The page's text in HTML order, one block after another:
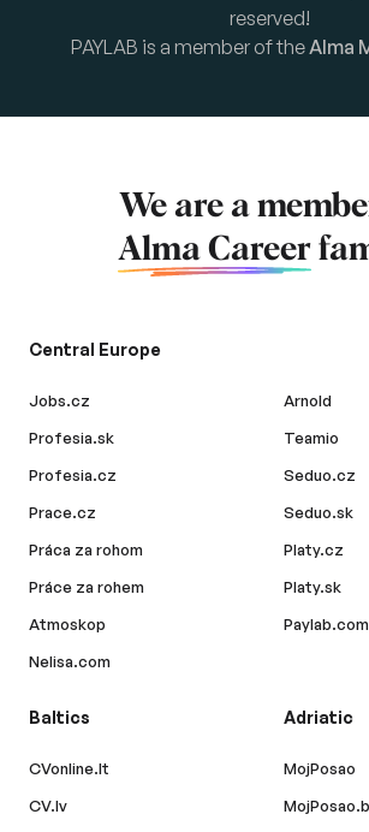
reserved!
PAYLAB is a member of theAlma
We are a
Alma Career
Central Europe
Jobs.cz
Profesia.sk
Profesia.cz
Prace.cz
Práca za rohom
Práce za rohem
Atmoskop
Nelisa.com
Arnold
Teamio
Seduo.cz
Seduo.sk
Platy.cz
Platy.sk
Paylab.com
Baltics
CVonline.lt
CV.lv
Adriatic
MojPosao